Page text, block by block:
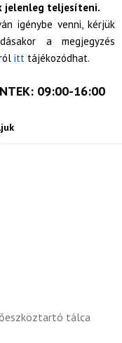
jelenleg teljesíteni.
igénybe venni, kérjük
a megjegyzés
itt tájékozódhat.
09:00-16:00
tálca